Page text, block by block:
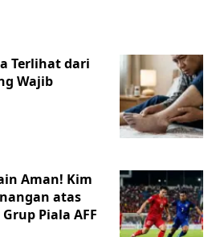
Terlihat dari
Wajib
Aman! Kim
atas
Piala AFF